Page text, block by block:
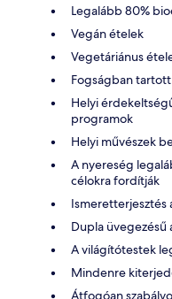
Legalább 80%
Vegán ételek
Vegetáriánus
Fogságban
Helyi
programok
Helyi művészek
A nyereség
célokra fordítják
Ismeretterjesztés
Dupla üvegezésű
A világítótestek
Mindenre
Átfogóan